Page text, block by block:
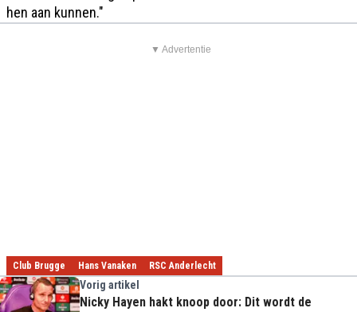
hen aan kunnen."
▼ Advertentie
Club Brugge Hans Vanaken RSC Anderlecht
Vorig artikel
Nicky Hayen hakt knoop door: Dit wordt de